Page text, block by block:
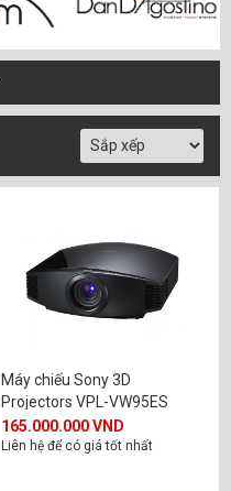
Máy chiếu Sony 3D
Projectors VPL-VW95ES
165.000.000 VND
Liên hệ để có giá tốt nhất